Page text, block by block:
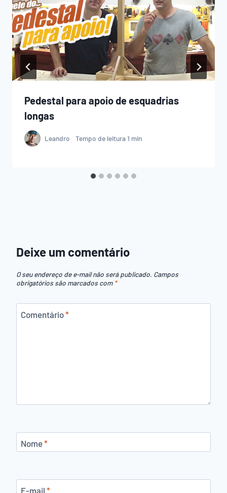
Pedestal para apoio de esquadrias
longas
Leandro Tempo de leitura1 min
Deixe um comentário
O seu endereço de e-mail não será publicado. Campos
obrigatórios são marcados com *
Comentário*
Nome*
E-mail *